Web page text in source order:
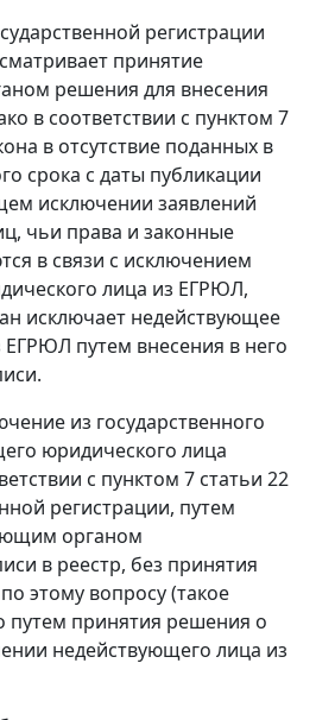
регистрации
принятие
решения для внесения
в соответствии с пунктом 7
в отсутствие поданных в
срока с даты публикации
исключении заявлений
чьи права и законные
в связи с исключением
лица из ЕГРЮЛ,
исключает недействующее
путем внесения в него
из государственного
юридического лица
с пунктом 7 статьи 22
регистрации, путем
органом
в реестр, без принятия
этому вопросу (такое
путем принятия решения о
недействующего лица из